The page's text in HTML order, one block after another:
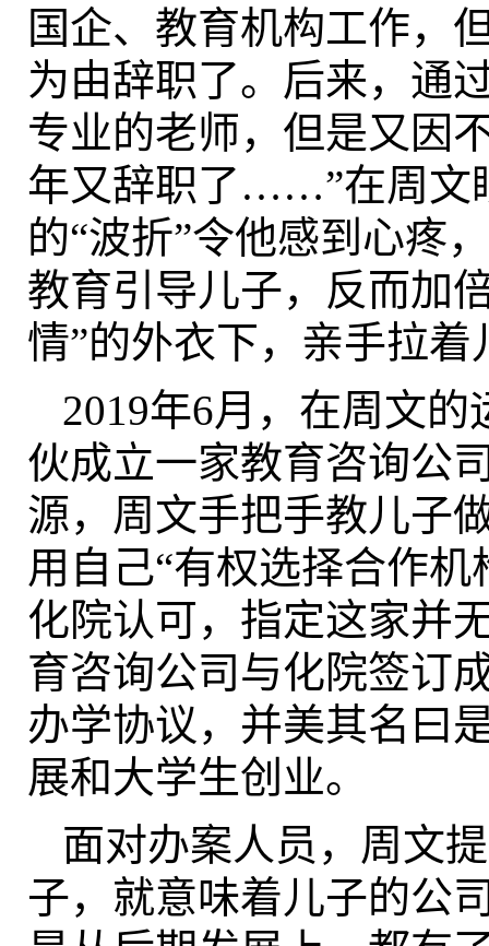
国企、教育机构工作，
为由辞职了。后来，通
专业的老师，但是又因
年又辞职了……”在周文
的“波折”令他感到心疼
教育引导儿子，反而加
情”的外衣下，亲手拉
2019年6月，在周文
伙成立一家教育咨询公
源，周文手把手教儿子
用自己“有权选择合作
化院认可，指定这家并
育咨询公司与化院签订
办学协议，并美其名曰
展和大学生创业。
面对办案人员，周文
子，就意味着儿子的公